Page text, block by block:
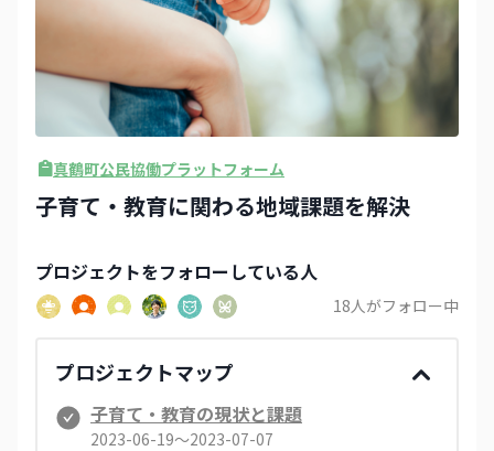
真鶴町公民協働プラットフォーム
子育て・教育に関わる地域課題を解決
プロジェクトをフォローしている人
18人がフォロー中
プロジェクトマップ
子育て・教育の現状と課題
2023-06-19〜2023-07-07